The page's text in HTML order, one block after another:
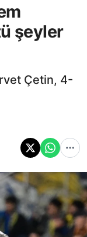
şeyler
Çetin, 4-